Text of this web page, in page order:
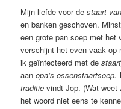
Mijn liefde voor destaart
en banken geschoven.
een grote pan soep met het
verschijnt het even vaak op
ik geïnfecteerd met de
aanopa’s ossenstaartsoep.
traditie vindt Jop. (Wat weet
het woord niet eens te